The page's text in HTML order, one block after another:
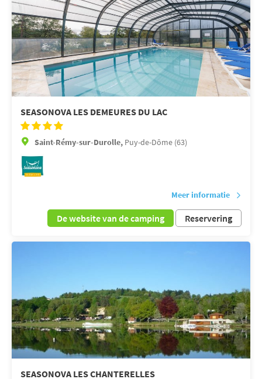
SEASONOVA LES DEMEURES DU LAC
Saint-Rémy-sur-Durolle, Puy-de-Dôme (63)
Meer informatie
De website van de camping Reservering
SEASONOVA LES CHANTERELLES